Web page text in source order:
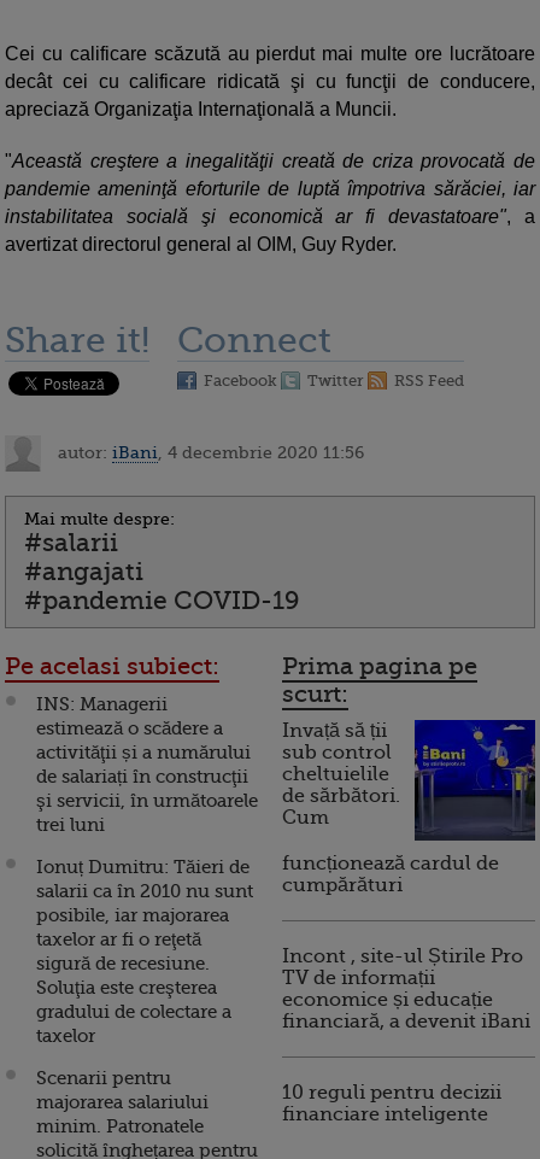
Cei cu calificare scăzută au pierdut mai multe ore lucrătoare
decât cei cu calificare ridicată şi cu funcţii de conducere,
apreciază Organizaţia Internaţională a Muncii.
"Această creştere a inegalităţii creată de criza provocată de
pandemie ameninţă eforturile de luptă împotriva sărăciei, iar
instabilitatea socială şi economică ar fi devastatoare", a
avertizat directorul general al OIM, Guy Ryder.
Share it! Connect
Facebook Twitter RSS Feed
autor: iBani , 4 decembrie 2020 11:56
Mai multe despre:
#salarii
#angajati
#pandemie COVID-19
Pe acelasi subiect:
INS: Managerii
estimează o scădere a
activităţii și a numărului
de salariați în construcţii
şi servicii, în următoarele
trei luni
Ionuț Dumitru: Tăieri de
salarii ca în 2010 nu sunt
posibile, iar majorarea
taxelor ar fi o reţetă
sigură de recesiune.
Soluţia este creşterea
gradului de colectare a
taxelor
Scenarii pentru
majorarea salariului
minim. Patronatele
solicită înghețarea pentru
Prima pagina pe
scurt:
Invață să ții
sub control
cheltuielile
de sărbători.
Cum
funcționează cardul de
cumpărături
Incont , site-ul Știrile Pro
TV de informații
economice și educație
financiară, a devenit iBani
10 reguli pentru decizii
financiare inteligente